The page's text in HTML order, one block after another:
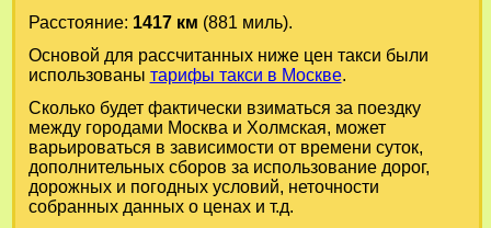
Расстояние: 1417 км (881 миль).
Основой для рассчитанных ниже цен такси были
использованы тарифы такси в Москве.
Сколько будет фактически взиматься за поездку
между городами Москваи Холмская, может
варьироваться в зависимости от времени суток,
дополнительных сборов за использование дорог,
дорожных и погодных условий, неточности
собранных данных о ценах и т.д.